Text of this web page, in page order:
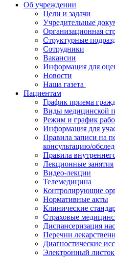
Об учреждении
Цели и задачи
Учредительные
Организационная
Структурные
Сотрудники
Вакансии
Информация для
Новости
​​Наша газета
Пациентам
График приема
Виды медицинской
Режим и график
Информация для
Правила записи на
консультацию/
Правила
Лекционные занятия
Видео-лекции
Телемедицина
Контролирующие
Нормативные акты
Клинические
Страховые
Диспансеризация
Перечни
Диагностические
Электронный листок